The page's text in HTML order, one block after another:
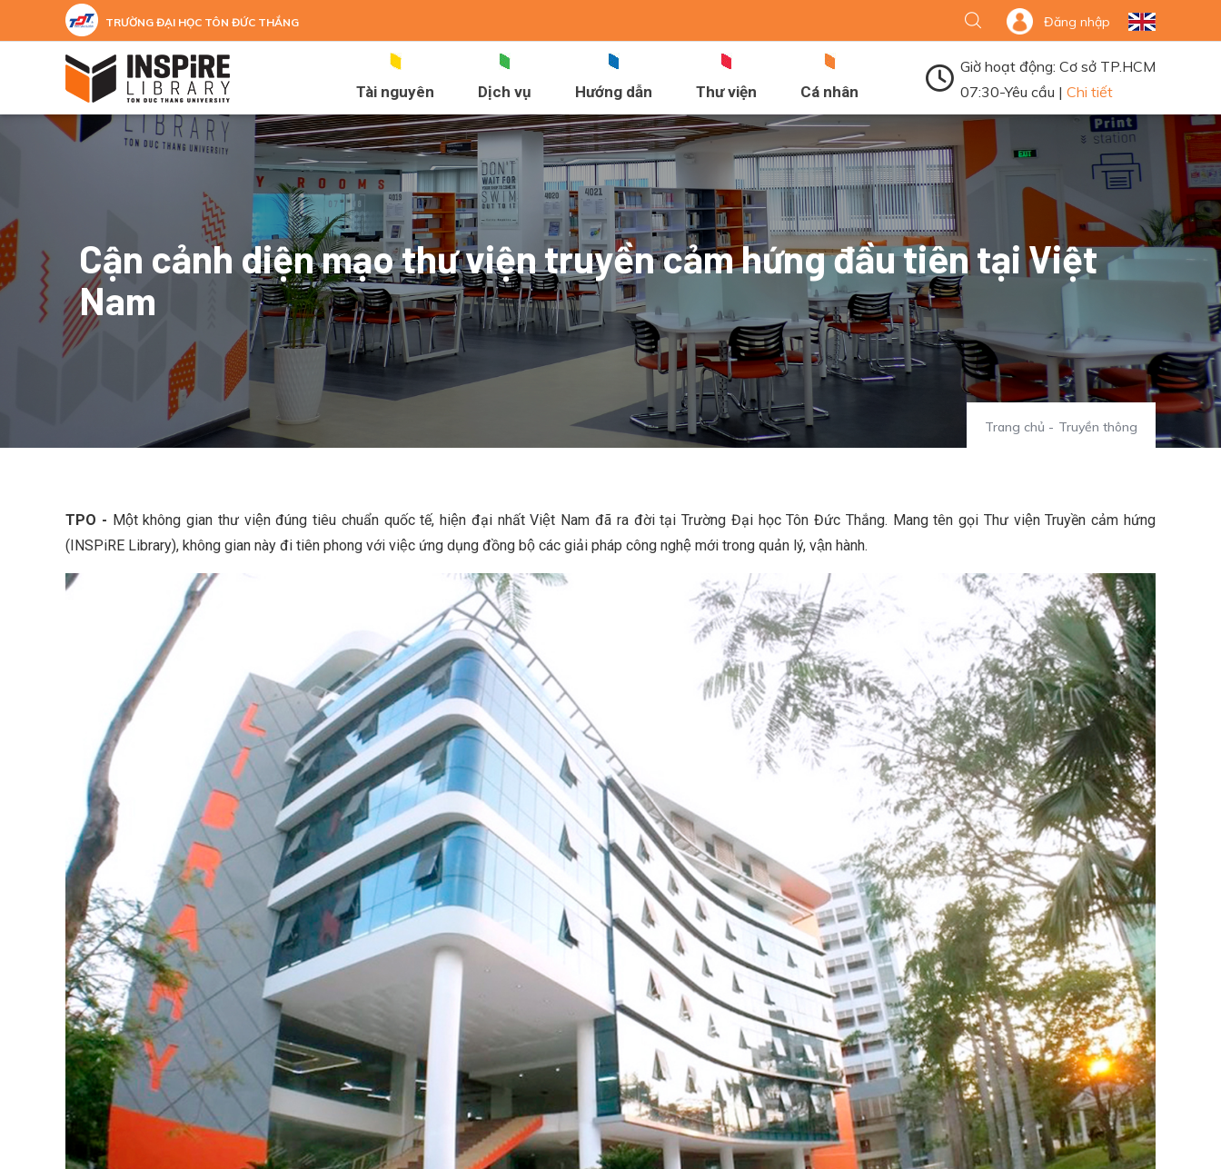
Nhảy đến nội dung
TRƯỜNG ĐẠI HỌC TÔN ĐỨC THẮNG Đăng nhập
Tài nguyên Dịch vụ Hướng dẫn Thư viện Cá nhân
Giờ hoạt động: Cơ sở TP.HCM
07:30-Yêu cầu | Chi tiết
Cận cảnh diện mạo thư viện truyền cảm hứng đầu tiên tại Việt
Nam
Trang chủ - Truyền thông
TPO - Một không gian thư viện đúng tiêu chuẩn quốc tế, hiện đại nhất Việt Nam đã ra đời tại Trường Đại học Tôn Đức Thắng. Mang tên gọi Thư viện Truyền cảm hứng
(INSPiRE Library), không gian này đi tiên phong với việc ứng dụng đồng bộ các giải pháp công nghệ mới trong quản lý, vận hành.